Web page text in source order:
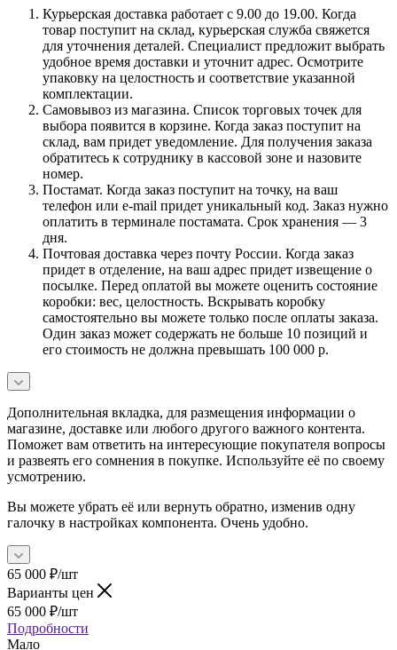
Курьерская доставка работает с 9.00 до 19.00. Когда
товар поступит на склад, курьерская служба свяжется
для уточнения деталей. Специалист предложит выбрать
удобное время доставки и уточнит адрес. Осмотрите
упаковку на целостность и соответствие указанной
комплектации.
Самовывоз из магазина. Список торговых точек для
выбора появится в корзине. Когда заказ поступит на
склад, вам придет уведомление. Для получения заказа
обратитесь к сотруднику в кассовой зоне и назовите
номер.
Постамат. Когда заказ поступит на точку, на ваш
телефон или e-mail придет уникальный код. Заказ нужно
оплатить в терминале постамата. Срок хранения — 3
дня.
Почтовая доставка через почту России. Когда заказ
придет в отделение, на ваш адрес придет извещение о
посылке. Перед оплатой вы можете оценить состояние
коробки: вес, целостность. Вскрывать коробку
самостоятельно вы можете только после оплаты заказа.
Один заказ может содержать не больше 10 позиций и
его стоимость не должна превышать 100 000 р.
Дополнительная вкладка, для размещения информации о
магазине, доставке или любого другого важного контента.
Поможет вам ответить на интересующие покупателя вопросы
и развеять его сомнения в покупке. Используйте её по своему
усмотрению.
Вы можете убрать её или вернуть обратно, изменив одну
галочку в настройках компонента. Очень удобно.
65 000 ₽/шт
Варианты цен
65 000 ₽/шт
Подробности
Мало